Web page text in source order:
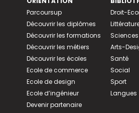
Parcoursup
Découvrir les diplômes
Découvrir les formations
Découvrir les métiers
Découvrir les écoles
Ecole de commerce
Ecole de design
Ecole d’ingénieur
Devenir partenaire
Droit-
Sciences
Arts-
Santé
Social
Sport
Langues